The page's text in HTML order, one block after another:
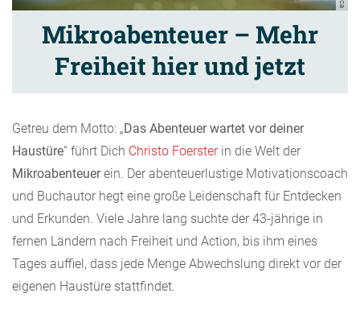
Mikroabenteuer – Mehr
Freiheit hier und jetzt
Getreu dem Motto: „Das Abenteuer wartet vor deiner
Haustüre“ führt Dich Christo Foersterin die Welt der
Mikroabenteuerein. Der abenteuerlustige Motivationscoach
und Buchautor hegt eine große Leidenschaft für Entdecken
und Erkunden. Viele Jahre lang suchte der 43-jährige in
fernen Ländern nach Freiheit und Action, bis ihm eines
Tages auffiel, dass jede Menge Abwechslung direkt vor der
eigenen Haustüre stattfindet.